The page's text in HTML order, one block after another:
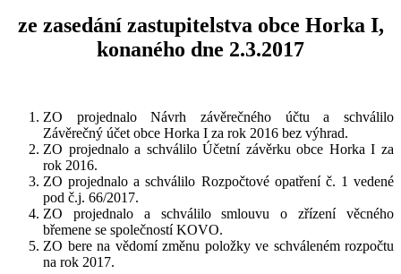
ze zasedání zastupitelstva obce Horka I,
konaného dne 2.3.2017
ZO projednalo Návrh závěrečného účtu a schválilo
Závěrečný účet obce Horka I za rok 2016 bez výhrad.
ZO projednalo a schválilo Účetní závěrku obce Horka I za
rok 2016.
ZO projednalo a schválilo Rozpočtové opatření č. 1 vedené
pod č.j. 66/2017.
ZO projednalo a schválilo smlouvu o zřízení věcného
břemene se společností KOVO.
ZO bere na vědomí změnu položky ve schváleném rozpočtu
na rok 2017.